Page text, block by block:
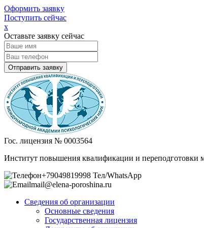
Оформить заявку
Поступить сейчас
х
Оставьте заявку сейчас
Гос. лицензия № 0003564
Институт повышения квалификации и переподготовки
+79049819998 Тел/WhatsApp
mail@elena-poroshina.ru
Сведения об организации
Основные сведения
Государственная лицензия